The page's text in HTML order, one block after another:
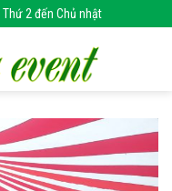
2 đến Chủ nhật